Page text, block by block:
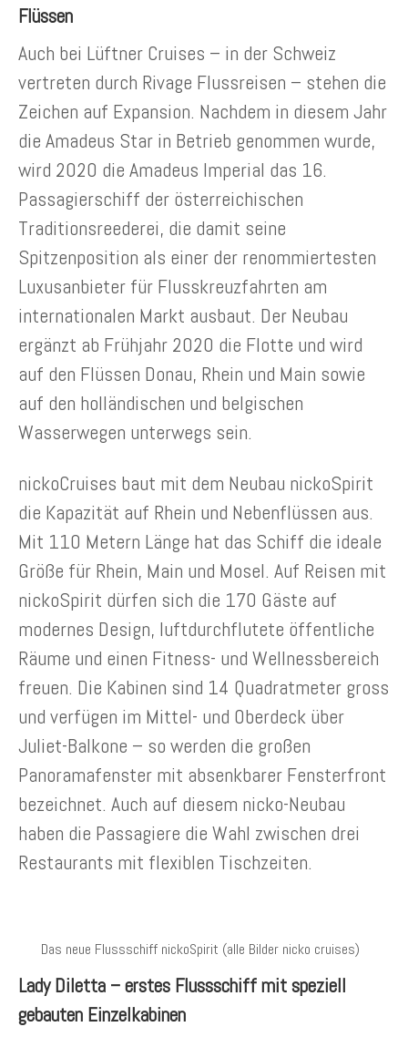
Flüssen
Auch bei Lüftner Cruises – in der Schweiz
vertreten durch Rivage Flussreisen – stehen die
Zeichen auf Expansion. Nachdem in diesem Jahr
die Amadeus Star in Betrieb genommen wurde,
wird 2020 die Amadeus Imperial das 16.
Passagierschiff der österreichischen
Traditionsreederei, die damit seine
Spitzenposition als einer der renommiertesten
Luxusanbieter für Flusskreuzfahrten am
internationalen Markt ausbaut. Der Neubau
ergänzt ab Frühjahr 2020 die Flotte und wird
auf den Flüssen Donau, Rhein und Main sowie
auf den holländischen und belgischen
Wasserwegen unterwegs sein.
nickoCruises baut mit dem Neubau nickoSpirit
die Kapazität auf Rhein und Nebenflüssen aus.
Mit 110 Metern Länge hat das Schiff die ideale
Größe für Rhein, Main und Mosel. Auf Reisen mit
nickoSpirit dürfen sich die 170 Gäste auf
modernes Design, luftdurchflutete öffentliche
Räume und einen Fitness- und Wellnessbereich
freuen. Die Kabinen sind 14 Quadratmeter gross
und verfügen im Mittel- und Oberdeck über
Juliet-Balkone – so werden die großen
Panoramafenster mit absenkbarer Fensterfront
bezeichnet. Auch auf diesem nicko-Neubau
haben die Passagiere die Wahl zwischen drei
Restaurants mit flexiblen Tischzeiten.
Das neue Flussschiff nickoSpirit (alle Bilder nicko cruises)
Lady Diletta – erstes Flussschiff mit speziell
gebauten Einzelkabinen